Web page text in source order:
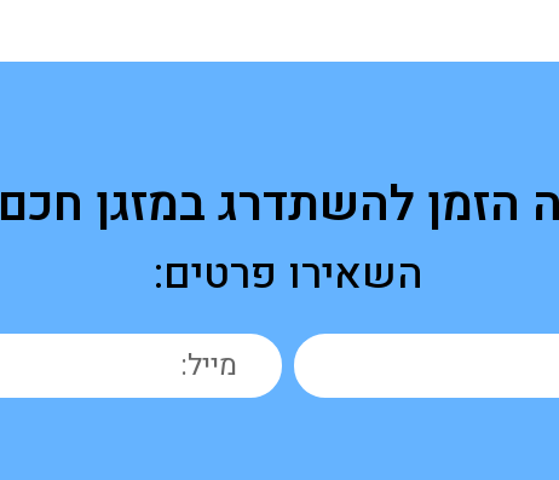
הזמן להשתדרג במזגן חכם
השאירו פרטים: